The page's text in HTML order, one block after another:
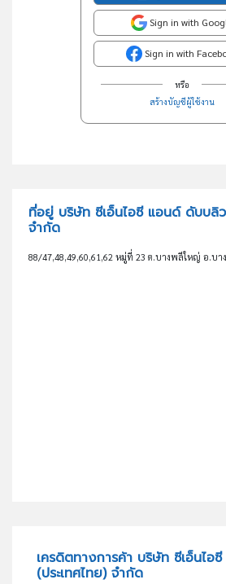
Sign in with
Sign in with
หรือ
สร้างบัญชีผู้ใช้งาน
ที่อยู่ บริษัท ซีเอ็นไอซี แอนด์ ดับบลิว
จำกัด
88/47,48,49,60,61,62 หมู่ที่ 23 ต.บางพลีใหญ่ อ.บ
เครดิตทางการค้า บริษัท ซีเอ็นไอ
(ประเทศไทย) จำกัด